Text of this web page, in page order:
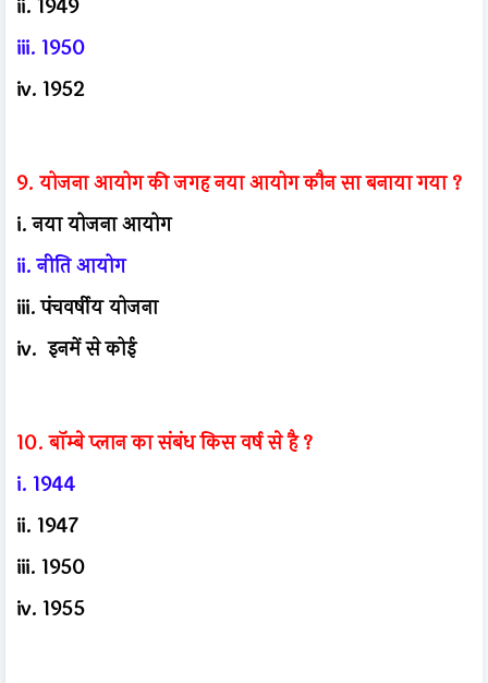
iii. 1950
iv. 1952
9. योजना आयोग की जगह नया आयोग कौन सा बनाया गया ?
i. नया योजना आयोग
ii. नीति आयोग
iii. पंचवर्षीय योजना
iv. इनमें से कोई
10. बॉम्बे प्लान का संबंध किस वर्ष से है ?
i. 1944
ii. 1947
iii. 1950
iv. 1955